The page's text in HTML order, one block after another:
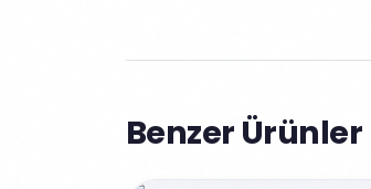
Benzer Ürünler